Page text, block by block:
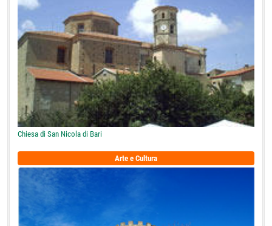
Chiesa di San Nicola di Bari
Arte e Cultura